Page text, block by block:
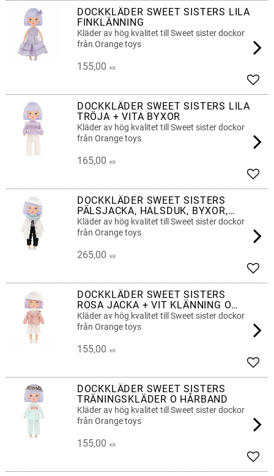
DOCKKLÄDER SWEET SISTERS LILA
FINKLÄNNING
Kläder av hög kvalitet till Sweet sister dockor
från Orange toys
155,00 KR
DOCKKLÄDER SWEET SISTERS LILA
TRÖJA + VITA BYXOR
Kläder av hög kvalitet till Sweet sister dockor
från Orange toys
165,00 KR
DOCKKLÄDER SWEET SISTERS
PÄLSJACKA, HALSDUK, BYXOR,
TOPP, MÖSSA
Kläder av hög kvalitet till Sweet sister dockor
från Orange toys
265,00 KR
DOCKKLÄDER SWEET SISTERS
ROSA JACKA + VIT KLÄNNING O
MÖSSA
Kläder av hög kvalitet till Sweet sister dockor
från Orange toys
155,00 KR
DOCKKLÄDER SWEET SISTERS
TRÄNINGSKLÄDER O HÅRBAND
Kläder av hög kvalitet till Sweet sister dockor
från Orange toys
155,00 KR